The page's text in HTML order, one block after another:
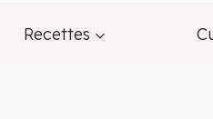
Recettes